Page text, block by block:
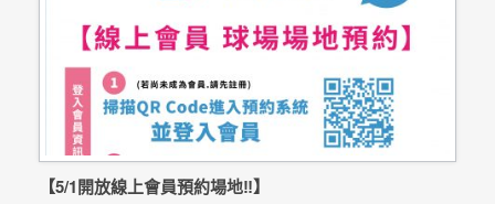
【5/1開放線上會員預約場地‼】